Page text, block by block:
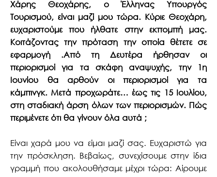
Χάρης Θεοχάρης, ο Έλληνας Υπουργός
Τουρισμού, είναι μαζί μου τώρα. Κύριε Θεοχάρη,
ευχαριστούμε που ήλθατε στην εκπομπή μας.
Κοιτάζοντας την πρόταση την οποία θέτετε σε
εφαρμογή .Από τη Δευτέρα ήρθησαν οι
περιορισμοί για τα σκάφη αναψυχής, την 1η
Ιουνίου θα αρθούν οι περιορισμοί για τα
κάμπινγκ. Μετά προχωράτε… έως τις 15 Ιουλίου,
στη σταδιακή άρση όλων των περιορισμών. Πώς
περιμένετε ότι θα γίνουν όλα αυτά ;
Είναι χαρά μου να είμαι μαζί σας. Ευχαριστώ για
την πρόσκληση. Βεβαίως, συνεχίσουμε στην ίδια
γραμμή που ακολουθήσαμε μέχρι τώρα: Αίρουμε